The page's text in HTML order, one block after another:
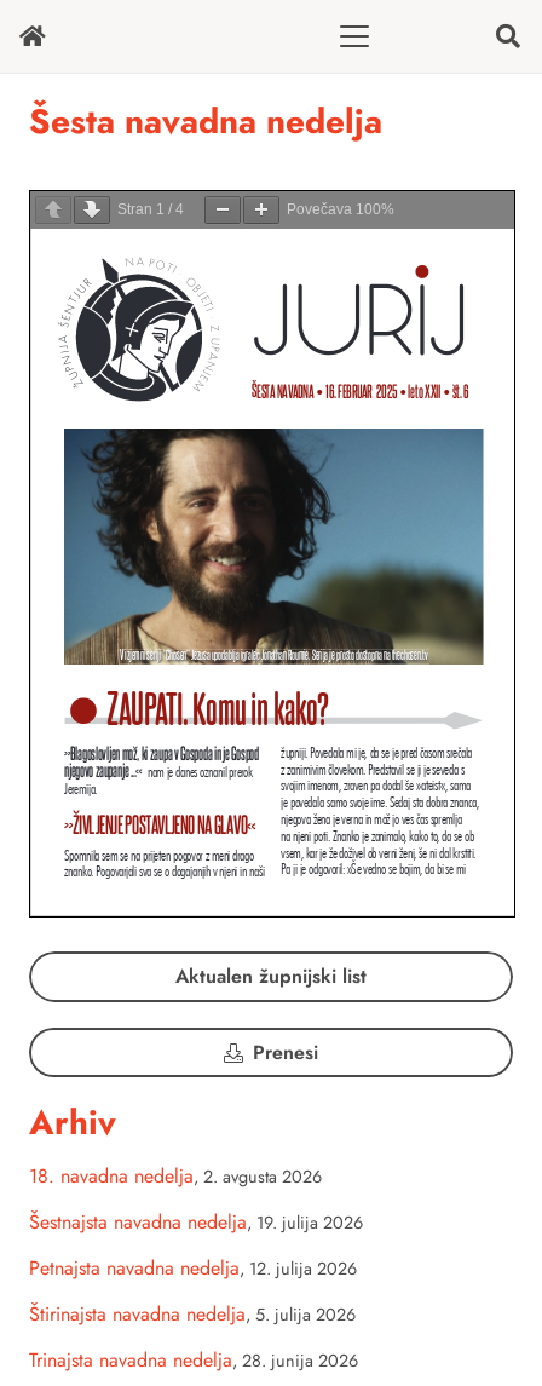
Šesta navadna nedelja
Stran 1 / 4 Povečava 100%
Aktualen župnijski list
Prenesi
Arhiv
18. navadna nedelja, 2. avgusta 2026
Šestnajsta navadna nedelja, 19. julija 2026
Petnajsta navadna nedelja, 12. julija 2026
Štirinajsta navadna nedelja, 5. julija 2026
Trinajsta navadna nedelja, 28. junija 2026